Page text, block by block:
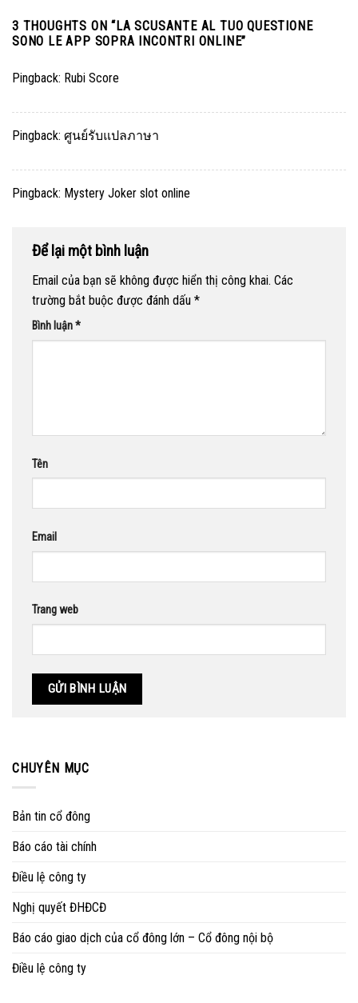
3 THOUGHTS ON “LA SCUSANTE AL TUO QUESTIONE
SONO LE APP SOPRA INCONTRI ONLINE”
Pingback: Rubi Score
Pingback: ศูนย์รับแปลภาษา
Pingback: Mystery Joker slot online
Để lại một bình luận
Email của bạn sẽ không được hiển thị công khai. Các
trường bắt buộc được đánh dấu *
Bình luận*
Tên
Email
Trang web
CHUYÊN MỤC
Bản tin cổ đông
Báo cáo tài chính
Điều lệ công ty
Nghị quyết ĐHĐCĐ
Báo cáo giao dịch của cổ đông lớn – Cổ đông nội bộ
Điều lệ công ty